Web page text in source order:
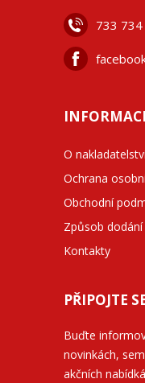
733
O
Ochrana
Obchodní
Způsob
Kontakty
PŘIPOJTE
Buďte
novinkách,
akčních